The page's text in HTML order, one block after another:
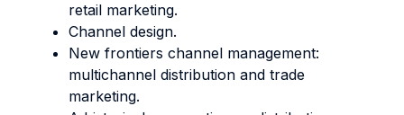
retail marketing.
Channel design.
New frontiers channel management:
multichannel distribution and trade
marketing.